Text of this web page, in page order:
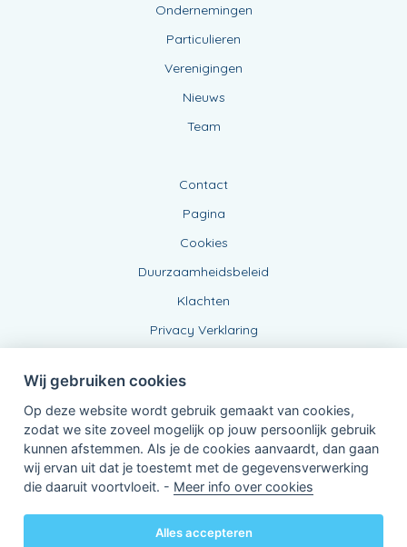
Ondernemingen
Particulieren
Verenigingen
Nieuws
Team
Contact
Pagina
Cookies
Duurzaamheidsbeleid
Klachten
Privacy Verklaring
Verbonden Agent, BE 0543 443 389
van KBC Verzekeringen nv
3000 Leuven - Belgie
BTW BE 0403.552.563 - RPR Leuven
Wij gebruiken cookies
Op deze website wordt gebruik gemaakt van cookies,
zodat we site zoveel mogelijk op jouw persoonlijk gebruik
kunnen afstemmen. Als je de cookies aanvaardt, dan gaan
wij ervan uit dat je toestemt met de gegevensverwerking
die daaruit voortvloeit. - Meer info over cookies
Alles accepteren